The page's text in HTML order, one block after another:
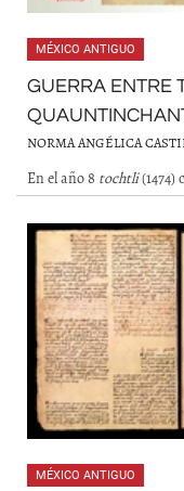
MÉXICO ANTIGUO
GUERRA ENTRE
NORMA ANGÉLICA
En el año 8 tochtli(1474)
MÉXICO ANTIGUO